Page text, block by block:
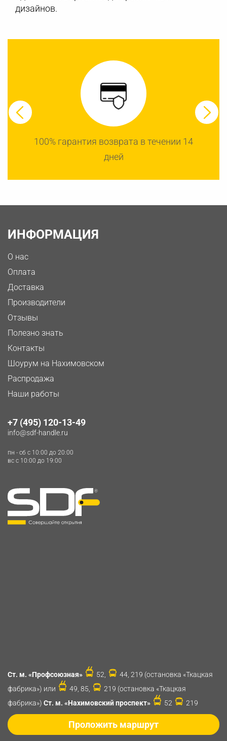
дизайнов.
100% гарантия возврата в течении 14
дней
ИНФОРМАЦИЯ
О нас
Оплата
Доставка
Производители
Отзывы
Полезно знать
Контакты
Шоурум на Нахимовском
Распродажа
Наши работы
+7 (495) 120-13-49
info@sdf-handle.ru
пн - сб c 10:00 до 20:00
вс c 10:00 до 19:00
Ст. м. «Профсоюзная» 52,
44, 219 (остановка «Ткацкая
фабрика») или
49, 85,
219 (остановка «Ткацкая
фабрика») Ст. м. «Нахимовский проспект» 52 219
Проложить маршрут